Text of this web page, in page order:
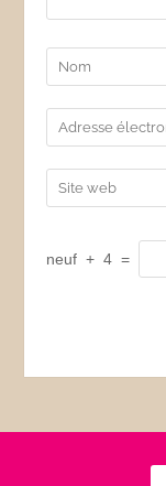
neuf + 4 =